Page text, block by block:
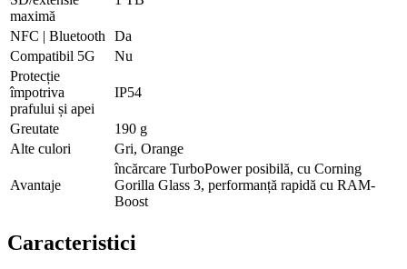
maximă
NFC | Bluetooth
Da
Compatibil 5G
Nu
Protecție
împotriva
prafului și apei
IP54
Greutate
190 g
Alte culori
Gri, Orange
Avantaje
încărcare TurboPower posibilă, cu Corning
Gorilla Glass 3, performanță rapidă cu RAM-
Boost
Caracteristici